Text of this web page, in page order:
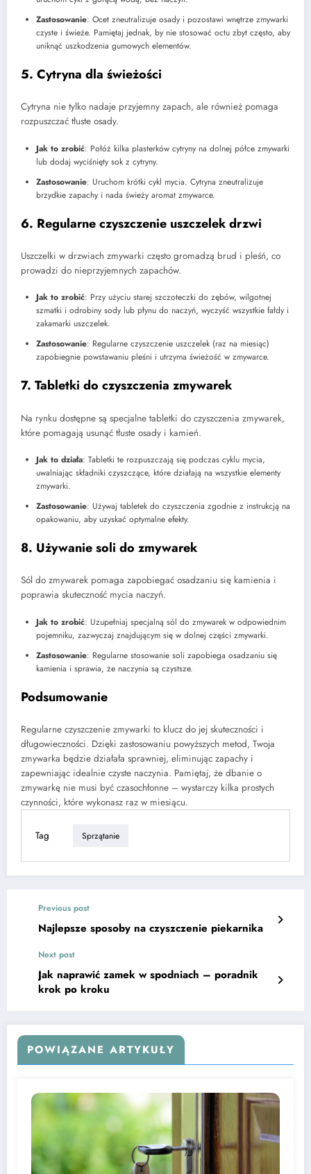
Zastosowanie: Ocet zneutralizuje osady i pozostawi wnętrze zmywarki
czyste i świeże. Pamiętaj jednak, by nie stosować octu zbyt często, aby
uniknąć uszkodzenia gumowych elementów.
5. Cytryna dla świeżości
Cytryna nie tylko nadaje przyjemny zapach, ale również pomaga
rozpuszczać tłuste osady.
Jak to zrobić: Połóż kilka plasterków cytryny na dolnej półce zmywarki
lub dodaj wyciśnięty sok z cytryny.
Zastosowanie: Uruchom krótki cykl mycia. Cytryna zneutralizuje
brzydkie zapachy i nada świeży aromat zmywarce.
6. Regularne czyszczenie uszczelek drzwi
Uszczelki w drzwiach zmywarki często gromadzą brud i pleśń, co
prowadzi do nieprzyjemnych zapachów.
Jak to zrobić: Przy użyciu starej szczoteczki do zębów, wilgotnej
szmatki i odrobiny sody lub płynu do naczyń, wyczyść wszystkie fałdy i
zakamarki uszczelek.
Zastosowanie: Regularne czyszczenie uszczelek (raz na miesiąc)
zapobiegnie powstawaniu pleśni i utrzyma świeżość w zmywarce.
7. Tabletki do czyszczenia zmywarek
Na rynku dostępne są specjalne tabletki do czyszczenia zmywarek,
które pomagają usunąć tłuste osady i kamień.
Jak to działa: Tabletki te rozpuszczają się podczas cyklu mycia,
uwalniając składniki czyszczące, które działają na wszystkie elementy
zmywarki.
Zastosowanie: Używaj tabletek do czyszczenia zgodnie z instrukcją na
opakowaniu, aby uzyskać optymalne efekty.
8. Używanie soli do zmywarek
Sól do zmywarek pomaga zapobiegać osadzaniu się kamienia i
poprawia skuteczność mycia naczyń.
Jak to zrobić: Uzupełniaj specjalną sól do zmywarek w odpowiednim
pojemniku, zazwyczaj znajdującym się w dolnej części zmywarki.
Zastosowanie: Regularne stosowanie soli zapobiega osadzaniu się
kamienia i sprawia, że naczynia są czystsze.
Podsumowanie
Regularne czyszczenie zmywarki to klucz do jej skuteczności i
długowieczności. Dzięki zastosowaniu powyższych metod, Twoja
zmywarka będzie działała sprawniej, eliminując zapachy i
zapewniając idealnie czyste naczynia. Pamiętaj, że dbanie o
zmywarkę nie musi być czasochłonne – wystarczy kilka prostych
czynności, które wykonasz raz w miesiącu.
Tag Sprzątanie
Previous post
Najlepsze sposoby na czyszczenie piekarnika
Next post
Jak naprawić zamek w spodniach – poradnik
krok po kroku
POWIĄZANE ARTYKUŁY